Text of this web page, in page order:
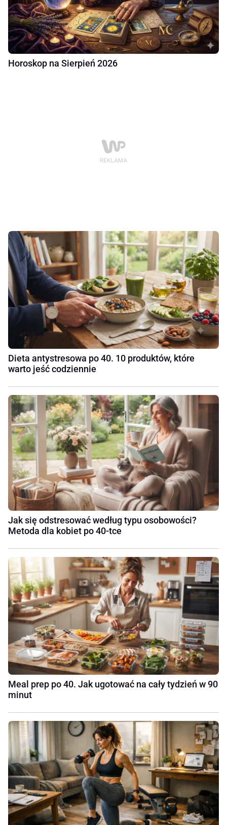
Horoskop na Sierpień 2026
Dieta antystresowa po 40. 10 produktów, które
warto jeść codziennie
Jak się odstresować według typu osobowości?
Metoda dla kobiet po 40-tce
Meal prep po 40. Jak ugotować na cały tydzień w 90
minut